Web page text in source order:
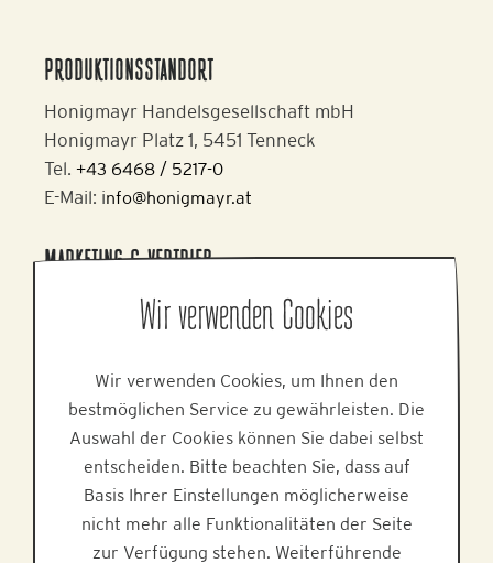
PRODUKTIONSSTANDORT
Honigmayr Handelsgesellschaft mbH
Honigmayr Platz 1, 5451 Tenneck
Tel. +43 6468 / 5217-0
E-Mail: info@honigmayr.at
MARKETING & VERTRIEB
Alpine Brands GmbH & Co KG
Gmundner Staße 27, 4800 Attnang-Puchheim
E-Mail:office@alpinebrands.at
Web:www.alpinebrands.at
HILFE
Wir verwenden Cookies
Wir verwenden Cookies, um Ihnen den
bestmöglichen Service zu gewährleisten. Die
Auswahl der Cookies können Sie dabei selbst
entscheiden. Bitte beachten Sie, dass auf
Basis Ihrer Einstellungen möglicherweise
nicht mehr alle Funktionalitäten der Seite
zur Verfügung stehen. Weiterführende